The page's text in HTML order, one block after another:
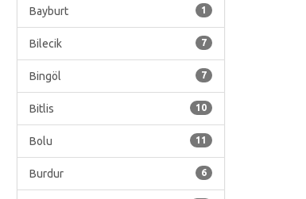
1
Bayburt
7
Bilecik
7
Bingöl
10
Bitlis
11
Bolu
6
Burdur